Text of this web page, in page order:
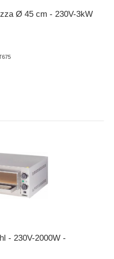
Ø 45 cm - 230V-3kW
- 230V-2000W -